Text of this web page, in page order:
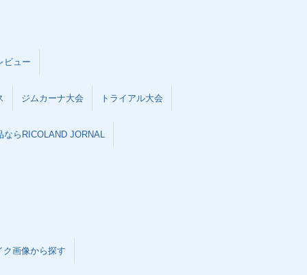
ビュー
ジムカーナ大会 トライアル大会
らRICOLAND JORNAL
ク画像から探す